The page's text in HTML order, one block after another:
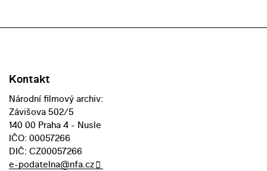
Kontakt
Národní filmový archiv:
Závišova 502/5
140 00 Praha 4 - Nusle
IČO: 00057266
DIČ: CZ00057266
e-podatelna@nfa.cz